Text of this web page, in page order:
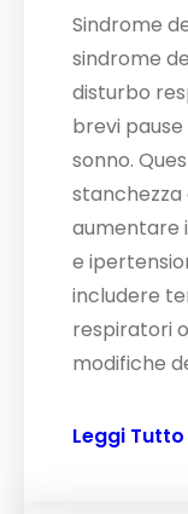
Sindrome
sindrome
disturbo
brevi
sonno.
stanchezza
aumentare
e
includere
respiratori
modifiche
Leggi Tutto